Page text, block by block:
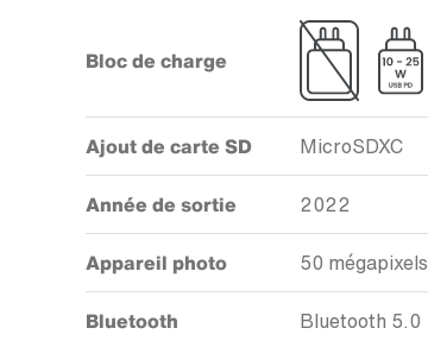
Bloc de charge
Ajout de carte SD MicroSDXC
Année de sortie 2022
Appareil photo 50 mégapixels
Bluetooth Bluetooth 5.0